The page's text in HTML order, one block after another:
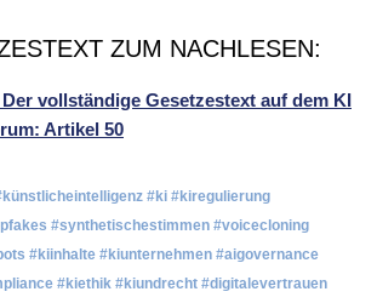
ZUM NACHLESEN:
Der vollständige Gesetzestext auf dem KI
Artikel 50
#ki #kiregulierung
#synthetischestimmen #voicecloning
#kiinhalte #kiunternehmen #aigovernance
#kiethik #kiundrecht #digitalevertrauen